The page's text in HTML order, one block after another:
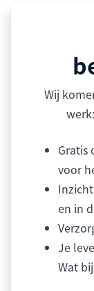
Wij
Gratis
voor
en in
Je
Wat